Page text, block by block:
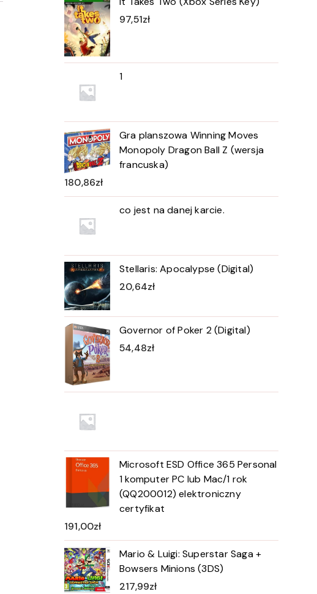
97,51zł
1
Gra planszowa Winning Moves
Monopoly Dragon Ball Z (wersja
francuska)
180,86zł
co jest na danej karcie.
Stellaris: Apocalypse (Digital)
20,64zł
Governor of Poker 2 (Digital)
54,48zł
Microsoft ESD Office 365 Personal
1 komputer PC lub Mac/1 rok
(QQ200012) elektroniczny
certyfikat
191,00zł
Mario & Luigi: Superstar Saga +
Bowsers Minions (3DS)
217,99zł